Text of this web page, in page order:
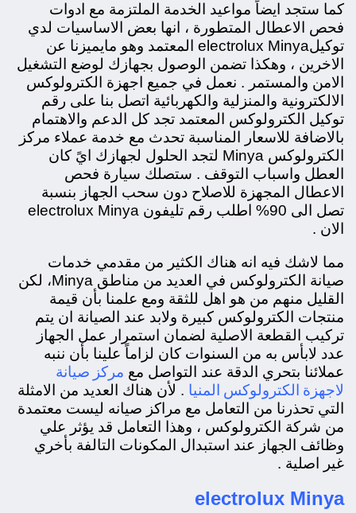
كما ستجد ايضاً مواعيد الخدمة الملتزمة مع ادوات
فحص الاعطال المتطورة ، انها بعض الاساسيات لدي
توكيلelectrolux Minya المعتمد وهو مايميزنا عن
الاخرين ، وهكذا تضمن الوصول بجهازك لوضع التشغيل
الامن والمستمر . نعمل في جميع اجهزة الكترولوكس
الالكترونية والمنزلية والكهربائية اتصل بنا على رقم
توكيل الكترولوكس المعتمد تجد كل الدعم والاهتمام
بالاضافة للاسعار المناسبة تحدث مع خدمة عملاء مركز
الكترولوكس Minya لتجد الحلول لجهازك ايً كان
العطل واسباب التوقف . ستصلك سيارة فحص
الاعطال المجهزة للاصلاح دون سحب الجهاز بنسبة
تصل الى 90% اطلب رقم تليفون electrolux Minya
الان .
مما لاشك فيه انه هناك الكثير من مقدمي خدمات
صيانة الكترولوكس في العديد من مناطق Minya،
لكن
القليل منهم من هو اهل للثقة ومع علمنا بأن قيمة
منتجات الكترولوكس كبيرة ولابد عند الصيانة ان يتم
تركيب القطعة الاصلية لضمان استمرار عمل الجهاز
عدد لابأس به من السنوات كان لزاماً علينا بأن ننبه
عملائنا بتحري الدقة عند التواصل مع مركز صيانة
لاجهزة الكترولوكس المنيا . لأن هناك العديد من الامثلة
التي تحذرنا من التعامل مع مراكز صيانه ليست معتمدة
من شركة الكترولوكس ، وهذا التعامل قد يؤثر علي
وظائف الجهاز عند استبدال المكونات التالفة بأخري
غير اصلية .
electrolux Minya